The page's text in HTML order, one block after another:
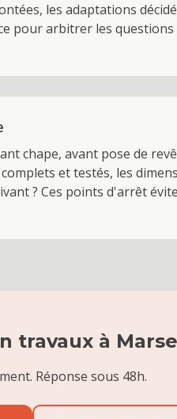
les adaptations
pour arbitrer les
chape, avant pose de
et testés, les
? Ces points d'arrêt
travauxà
Réponse sous 48h.